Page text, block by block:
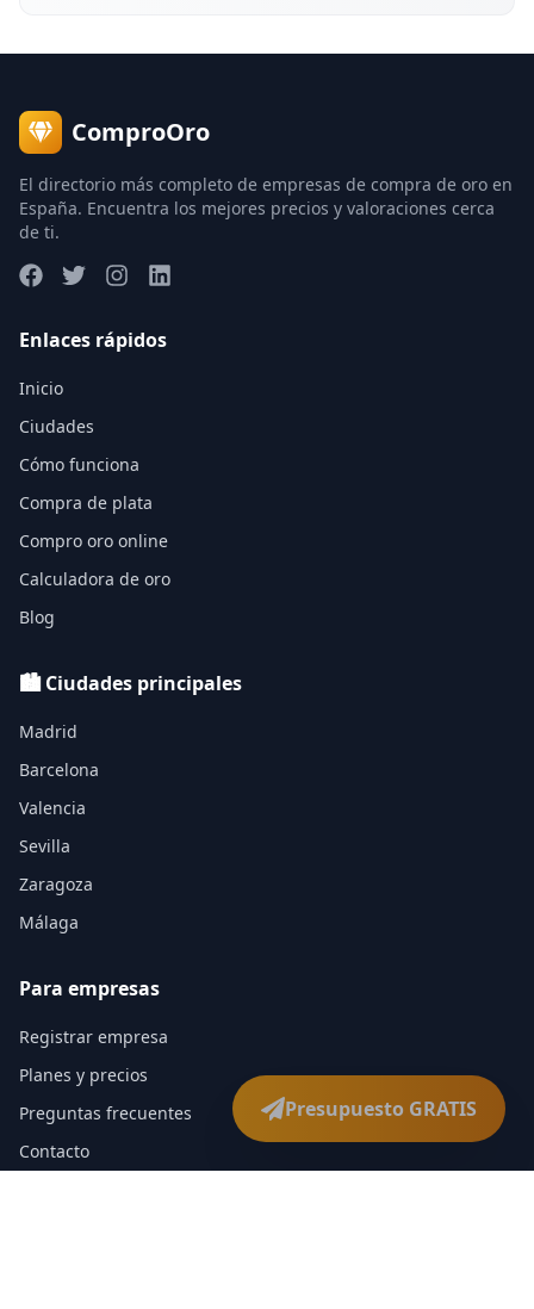
Presupuesto GRATIS
ComproOro
El directorio más completo de empresas de compra de oro en
España. Encuentra los mejores precios y valoraciones cerca
de ti.
Enlaces rápidos
Inicio
Ciudades
Cómo funciona
Compra de plata
Compro oro online
Calculadora de oro
Blog
🏙️ Ciudades principales
Madrid
Barcelona
Valencia
Sevilla
Zaragoza
Málaga
Para empresas
Registrar empresa
Planes y precios
Preguntas frecuentes
Contacto